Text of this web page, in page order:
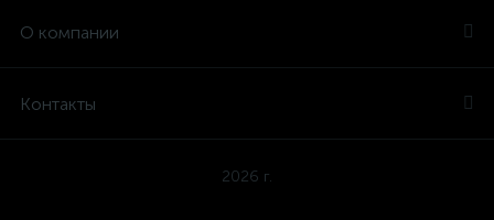
О компании
Контакты
2026 г.